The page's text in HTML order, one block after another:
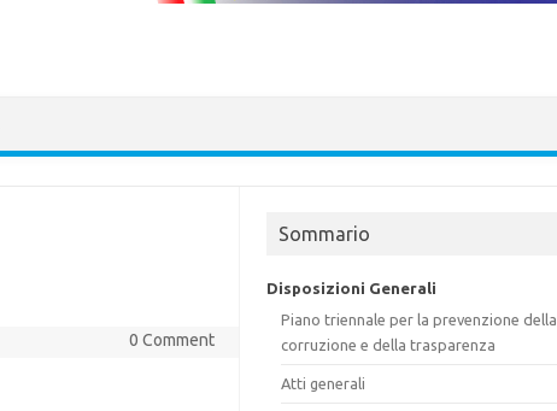
0 Comment
Sommario
Disposizioni Generali
Piano triennale per la prevenzione della
corruzione e della trasparenza
Atti generali